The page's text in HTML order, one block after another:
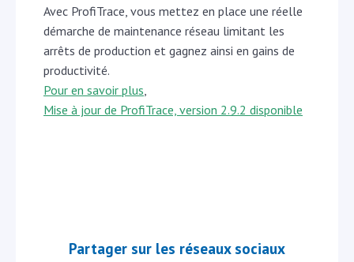
Avec ProfiTrace, vous mettez en place une réelle
démarche de maintenance réseau limitant les
arrêts de production et gagnez ainsi en gains de
productivité.
Pour en savoir plus,
Mise à jour de ProfiTrace, version 2.9.2 disponible
Partager sur les réseaux sociaux